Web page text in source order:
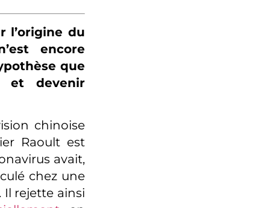
l’origine du
encore
que
et devenir
chinoise
Raoult est
avait,
chez une
Il rejette ainsi